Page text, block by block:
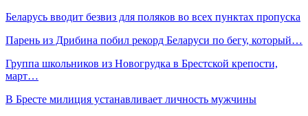
Беларусь вводит безвиз для поляков во всех пунктах пропуска
Парень из Дрибина побил рекорд Беларуси по бегу, который…
Группа школьников из Новогрудка в Брестской крепости,
март…
В Бресте милиция устанавливает личность мужчины